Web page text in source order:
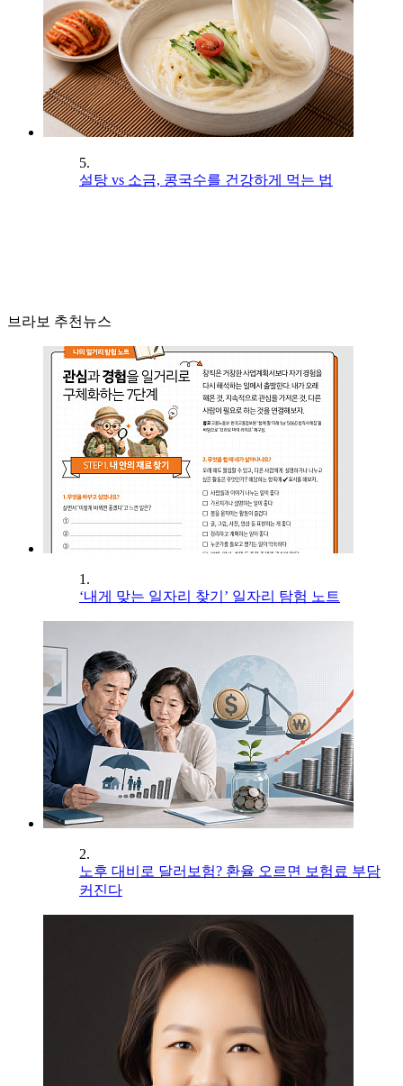
5.
설탕 vs 소금, 콩국수를 건강하게 먹는 법
브라보 추천뉴스
1.
‘내게 맞는 일자리 찾기’ 일자리 탐험 노트
2.
노후 대비로 달러보험? 환율 오르면 보험료 부담
커진다